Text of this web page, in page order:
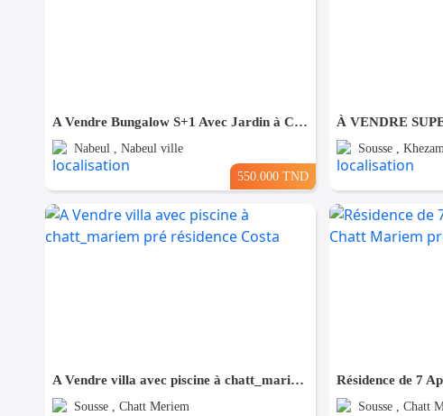
A Vendre Bungalow S+1 Avec Jardin à Club Farah, Nabeul
Nabeul , Nabeul ville
550.000 TND
Sousse ,
A Vendre villa avec piscine à chatt_mariem pré résidence Costa
Sousse , Chatt Meriem Sousse , Chatt